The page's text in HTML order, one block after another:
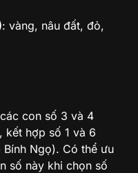
: vàng, nâu đất, đỏ,
con số 3 và 4
kết hợp số 1 và 6
Bính Ngọ). Có thể ưu
số này khi chọn số